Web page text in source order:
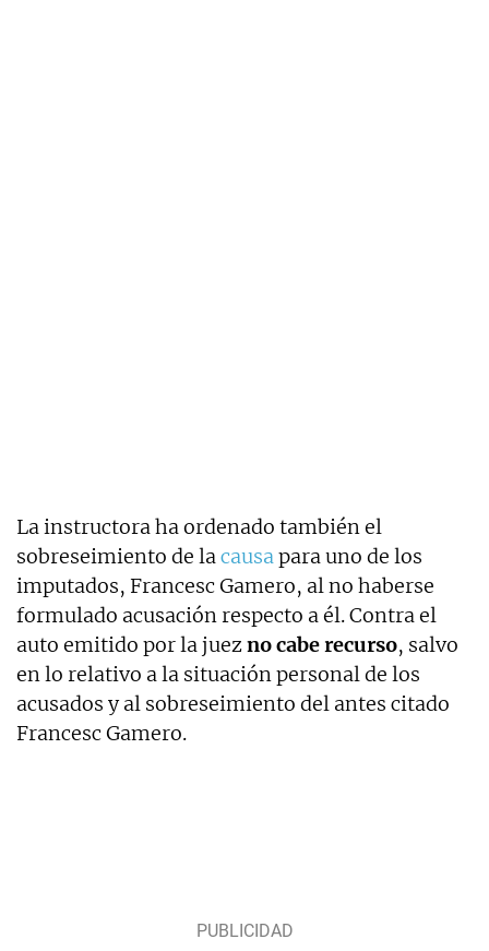
La instructora ha ordenado también el
sobreseimiento de lacausapara uno de los
imputados, Francesc Gamero, al no haberse
formulado acusación respecto a él. Contra el
auto emitido por la juezno cabe recurso, salvo
en lo relativo a la situación personal de los
acusados y al sobreseimiento del antes citado
Francesc Gamero.